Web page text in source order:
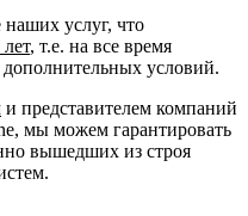
услуг, что
, т.е. на все время
дополнительных условий.
и представителем компаний
мы можем гарантировать
вышедших из строя